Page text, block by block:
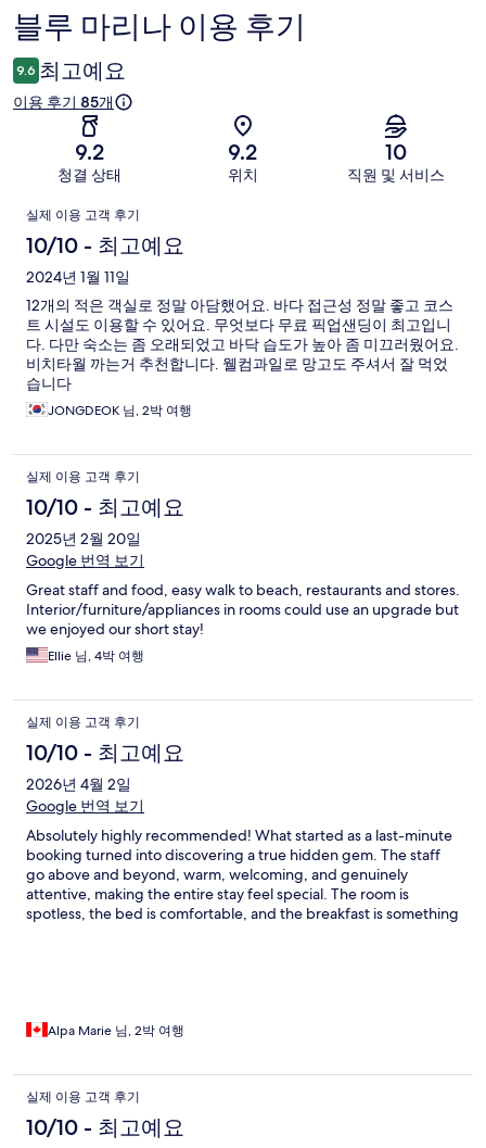
이
용
후
블루 마리나 이용 후기
9.6 최고예요
이용 후기 85개
9.2
청결 상태
9.2
위치
10
직원 및 서비스
이
용
후
기
실제 이용 고객 후기
10/10 - 최고예요
2024년 1월 11일
12개의 적은 객실로 정말 아담했어요. 바다 접근성 정말 좋고 코스
트 시설도 이용할 수 있어요. 무엇보다 무료 픽업샌딩이 최고입니
다. 다만 숙소는 좀 오래되었고 바닥 습도가 높아 좀 미끄러웠어요.
비치타월 까는거 추천합니다. 웰컴과일로 망고도 주셔서 잘 먹었
습니다
JONGDEOK 님, 2박 여행
실제 이용 고객 후기
10/10 - 최고예요
2025년 2월 20일
Google 번역 보기
Great staff and food, easy walk to beach, restaurants and stores.
Interior/furniture/appliances in rooms could use an upgrade but
we enjoyed our short stay!
Ellie 님, 4박 여행
실제 이용 고객 후기
10/10 - 최고예요
2026년 4월 2일
Google 번역 보기
Absolutely highly recommended! What started as a last-minute
booking turned into discovering a true hidden gem. The staff
go above and beyond, warm, welcoming, and genuinely
attentive, making the entire stay feel special. The room is
spotless, the bed is comfortable, and the breakfast is something
Alpa Marie 님, 2박 여행
실제 이용 고객 후기
10/10 - 최고예요